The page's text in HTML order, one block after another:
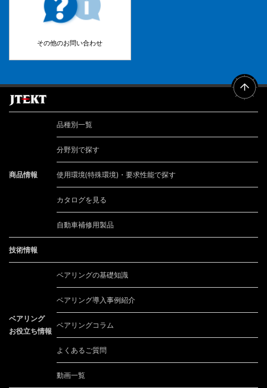
その他のお問い合わせ
商品情報
品種別一覧
分野別で探す
使用環境(特殊環境)・要求性能で探す
カタログを見る
自動車補修用製品
技術情報
ベアリング
お役立ち情報
ベアリングの基礎知識
ベアリング導入事例紹介
ベアリングコラム
よくあるご質問
動画一覧